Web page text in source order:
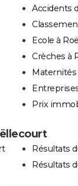
Accidents
Ecole à
Crèches à
Maternités
Prix
Résultats
Résultats